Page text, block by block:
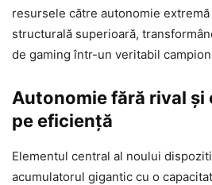
resursele către autonomie
structurală superioară,
de gaming într-un veritabil
Autonomie fără rival și
pe eficiență
Elementul central al noului
acumulatorul gigantic cu o